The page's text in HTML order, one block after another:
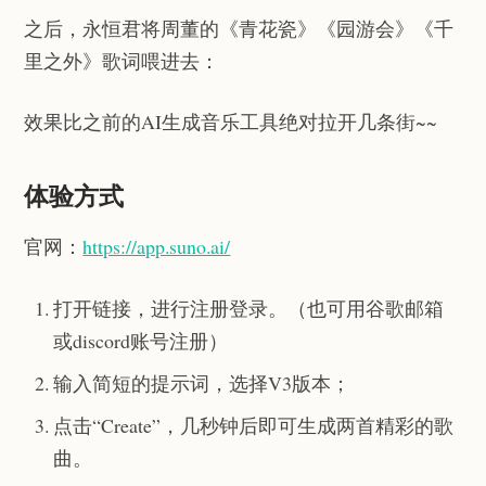
之后，永恒君将周董的《青花瓷》《园游会》《千
里之外》歌词喂进去：
效果比之前的AI生成音乐工具绝对拉开几条街~~
体验方式
官网：https://app.suno.ai/
打开链接，进行注册登录。（也可用谷歌邮箱
或discord账号注册）
输入简短的提示词，选择V3版本；
点击“Create”，几秒钟后即可生成两首精彩的歌
曲。